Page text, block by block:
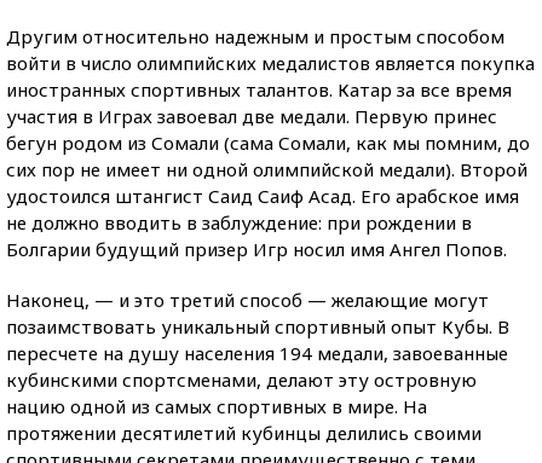
Другим относительно надежным и простым способом
войти в число олимпийских медалистов является покупка
иностранных спортивных талантов. Катар за все время
участия в Играх завоевал две медали. Первую принес
бегун родом из Сомали (сама Сомали, как мы помним, до
сих пор не имеет ни одной олимпийской медали). Второй
удостоился штангист Саид Саиф Асад. Его арабское имя
не должно вводить в заблуждение: при рождении в
Болгарии будущий призер Игр носил имя Ангел Попов.
Наконец, — и это третий способ — желающие могут
позаимствовать уникальный спортивный опыт Кубы. В
пересчете на душу населения 194 медали, завоеванные
кубинскими спортсменами, делают эту островную
нацию одной из самых спортивных в мире. На
протяжении десятилетий кубинцы делились своими